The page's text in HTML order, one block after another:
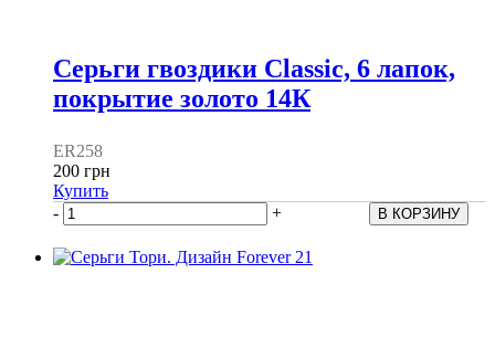
Серьги гвоздики Classic, 6 лапок,
покрытие золото 14К
ER258
200 грн
Купить
-
+